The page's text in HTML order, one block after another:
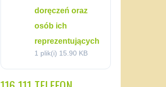
doręczeń oraz
osób ich
reprezentujących
1 plik(i) 15.90 KB